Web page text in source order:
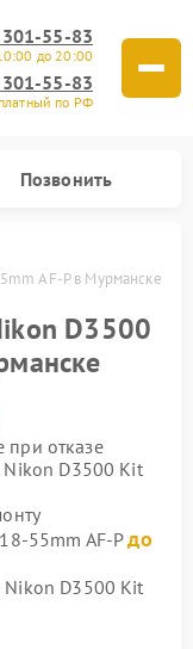
55-83
до 20:00
55-83
по РФ
Позвонить
AF-P в Мурманске
D3500
при отказе
Nikon D3500 Kit
55mm AF-Pдо
Nikon D3500 Kit